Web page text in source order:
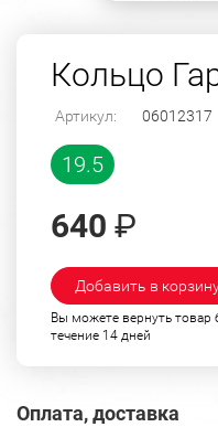
Кольцо
Артикул: 06012317
19.5
640 ₽
Добавить в
Вы можете вернуть товар
течение 14 дней
Оплата, доставка